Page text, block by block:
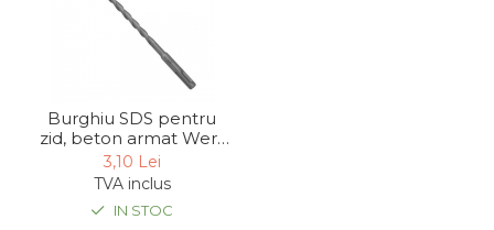
Scule Tamplarie
Gaurit si Slefuit
Truse Scule
Burghiu SDS pentru
zid, beton armat Wert
3200, Ø6x110 mm
3,10 Lei
TVA inclus
IN STOC